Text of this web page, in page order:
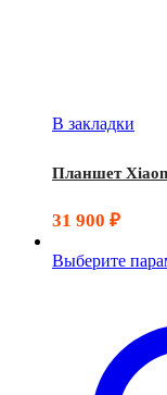
В закладки
Планшет
31 900 ₽
Выберите